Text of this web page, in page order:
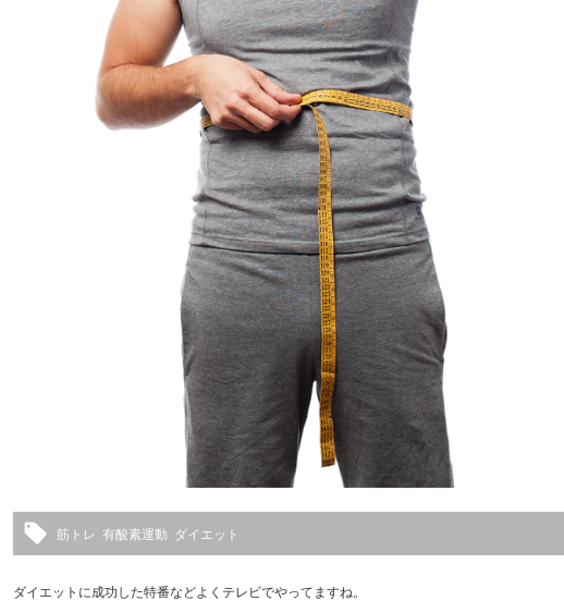
筋トレ 有酸素運動 ダイエット
ダイエットに成功した特番などよくテレビでやってますね。